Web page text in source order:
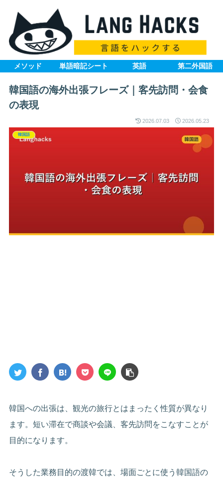
メソッド 単語暗記シート 英語 第二外国語
韓国語の海外出張フレーズ｜客先訪問・会食
の表現
2026.07.03 2026.05.23
韓国語
韓国への出張は、観光の旅行とはまったく性質が異なり
ます。短い滞在で商談や会議、客先訪問をこなすことが
目的になります。
そうした業務目的の渡韓では、場面ごとに使う韓国語の